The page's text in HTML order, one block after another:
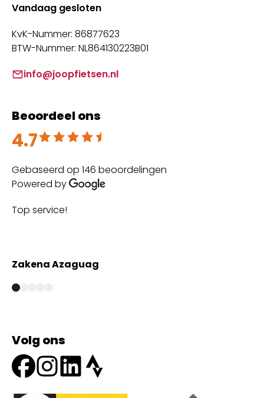
Vandaag gesloten
KvK-Nummer: 86877623
BTW-Nummer: NL864130223B01
info@joopfietsen.nl
Beoordeel ons
4.7
Beoordeeld met 4.7 uit 5
Gebaseerd op 146 beoordelingen
Powered by
Top service!
Zakena Azaguag
Volg ons